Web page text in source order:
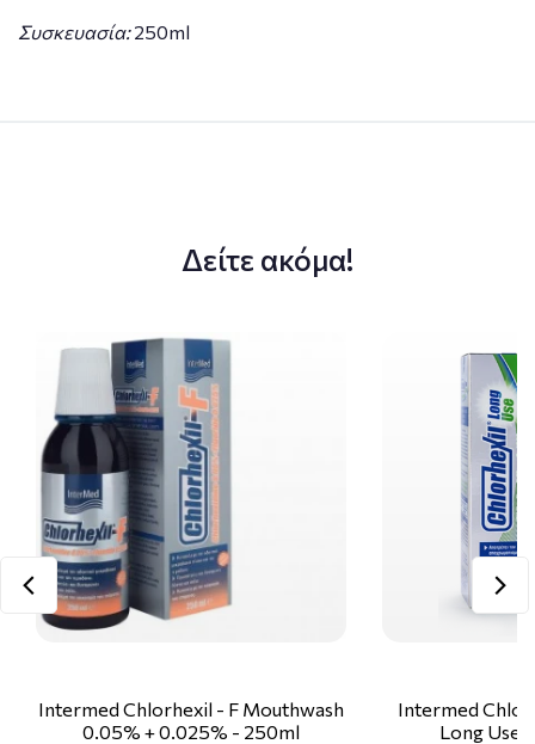
Συσκευασία:250ml
Δείτε ακόμα!
Intermed Chlorhexil - F Mouthwash
0.05% + 0.025% - 250ml
Intermed
Long Use